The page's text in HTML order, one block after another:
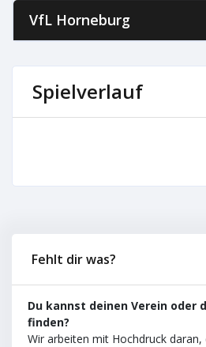
VfL Horneburg
Spielverlauf
Fehlt dir was?
Du kannst deinen Verein oder
finden?
Wir arbeiten mit Hochdruck